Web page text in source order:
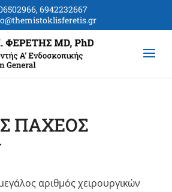
6942232667
ΠΑΧΕΟΣ
αριθμός χειρουργικών